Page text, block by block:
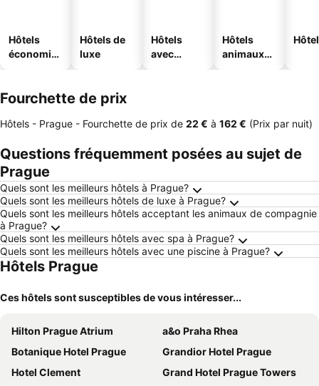
Hôtels
économiq
Hôtels de
luxe
Hôtels
avec
Hôtels
animaux
Fourchette de prix
Hôtels - Prague - Fourchette de prix de ‎22 € à ‎162 € (Prix par nuit)
Questions fréquemment posées au sujet de
Prague
Quels sont les meilleurs hôtels à Prague?
Quels sont les meilleurs hôtels de luxe à Prague?
Quels sont les meilleurs hôtels acceptant les animaux de compagnie
à Prague?
Quels sont les meilleurs hôtels avec spa à Prague?
Quels sont les meilleurs hôtels avec une piscine à Prague?
Hôtels Prague
Ces hôtels sont susceptibles de vous intéresser...
Hilton Prague Atrium
a&o Praha Rhea
Botanique Hotel Prague
Grandior Hotel Prague
Hotel Clement
Grand Hotel Prague Towers